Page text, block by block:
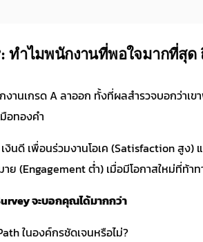
ทำไมพนักงานที่พอใจมากที่สุด
านเกรด A ลาออก ทั้งที่ผลสำรวจบอกว่าเข
อทองคำ
นดี เพื่อนร่วมงานโอเค (Satisfaction สูง)
ย (Engagement ต่ำ) เมื่อมีโอกาสใหม่ที่ท้าท
จะบอกคุณได้มากกว่า
ในองค์กรชัดเจนหรือไม่?